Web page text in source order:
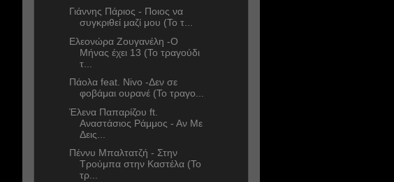
Γιάννης Πάριος - Ποιος να
συγκριθεί μαζί μου (Το τ...
Ελεονώρα Ζουγανέλη -Ο
Μήνας έχει 13 (Το τραγούδι
τ...
Πάολα feat. Nivo -Δεν σε
φοβάμαι ουρανέ (Το τραγο...
Έλενα Παπαρίζου ft.
Αναστάσιος Ράμμος - Αν Με
Δεις...
Πέννυ Μπαλτατζή - Στην
Τρούμπα στην Καστέλα (Το
τρ...